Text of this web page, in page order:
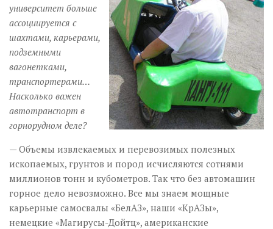
университет больше
ассоциируется с
шахтами, карьерами,
подземными
вагонетками,
транспортерами…
Насколько важен
автотранспорт в
горнорудном деле?
— Объемы извлекаемых и перево­зимых полезных
ископаемых, грунтов и пород исчисляются сотнями
миллионов тонн и кубометров. Так что без автомашин
горное дело невозможно. Все мы знаем мощные
карьерные самосвалы «БелАЗ», наши «КрАЗы»,
немецкие «Магирусы-Дойтц», американские